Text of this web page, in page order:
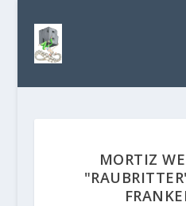
MORTIZ